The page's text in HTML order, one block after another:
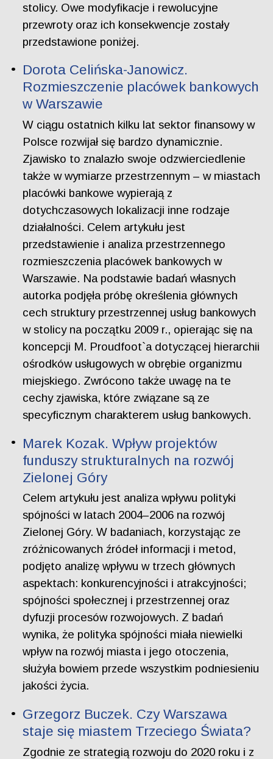
stolicy. Owe modyfikacje i rewolucyjne
przewroty oraz ich konsekwencje zostały
przedstawione poniżej.
Dorota Celińska-Janowicz.
Rozmieszczenie placówek bankowych
w Warszawie
W ciągu ostatnich kilku lat sektor finansowy w
Polsce rozwijał się bardzo dynamicznie.
Zjawisko to znalazło swoje odzwierciedlenie
także w wymiarze przestrzennym – w miastach
placówki bankowe wypierają z
dotychczasowych lokalizacji inne rodzaje
działalności. Celem artykułu jest
przedstawienie i analiza przestrzennego
rozmieszczenia placówek bankowych w
Warszawie. Na podstawie badań własnych
autorka podjęła próbę określenia głównych
cech struktury przestrzennej usług bankowych
w stolicy na początku 2009 r., opierając się na
koncepcji M. Proudfoot`a dotyczącej hierarchii
ośrodków usługowych w obrębie organizmu
miejskiego. Zwrócono także uwagę na te
cechy zjawiska, które związane są ze
specyficznym charakterem usług bankowych.
Marek Kozak. Wpływ projektów
funduszy strukturalnych na rozwój
Zielonej Góry
Celem artykułu jest analiza wpływu polityki
spójności w latach 2004–2006 na rozwój
Zielonej Góry. W badaniach, korzystając ze
zróżnicowanych źródeł informacji i metod,
podjęto analizę wpływu w trzech głównych
aspektach: konkurencyjności i atrakcyjności;
spójności społecznej i przestrzennej oraz
dyfuzji procesów rozwojowych. Z badań
wynika, że polityka spójności miała niewielki
wpływ na rozwój miasta i jego otoczenia,
służyła bowiem przede wszystkim podniesieniu
jakości życia.
Grzegorz Buczek. Czy Warszawa
staje się miastem Trzeciego Świata?
Zgodnie ze strategią rozwoju do 2020 roku i z